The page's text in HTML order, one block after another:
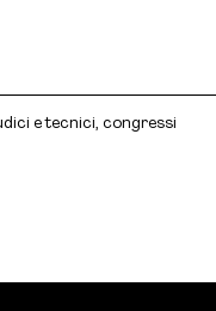
e tecnici, congressi